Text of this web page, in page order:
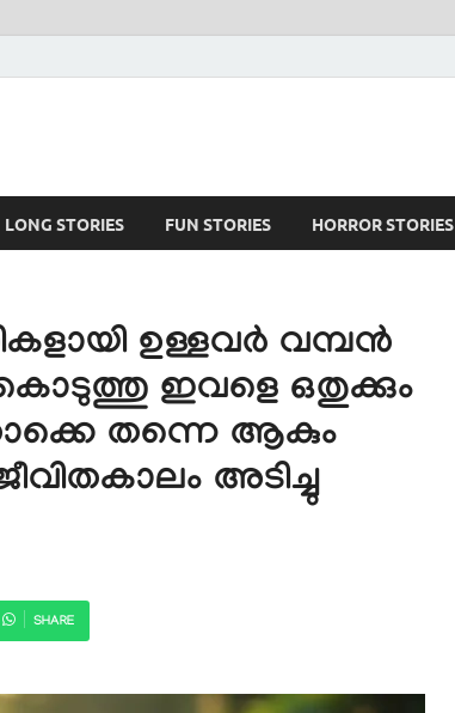
LONG STORIES FUN STORIES HORROR STORIES
ഉള്ളവർ വമ്പൻ
ഇവളെ ഒതുക്കും
തന്നെ ആകും
അടിച്ചു
SHARE